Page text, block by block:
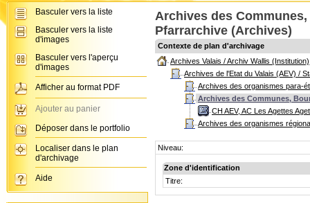
Archives des
Pfarrarchive (Archives)
Contexte de plan d'archivage
Archives Valais / Archiv Wallis (Institution)
Archives de l'Etat du Valais (AEV) /
Archives des organismes para-
Archives des Communes,
CH AEV, AC Les Agettes
Archives des organismes
Niveau:
Zone d'identification
Titre:
Basculer vers la liste
Basculer vers la liste
d'images
Basculer vers l'aperçu
d'images
Afficher au format PDF
Ajouter au panier
Déposer dans le portfolio
Localiser dans le plan
d'archivage
Aide